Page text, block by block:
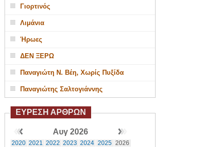
Γιορτινός
Λιμάνια
Ήρωες
ΔΕΝ ΞΕΡΩ
Παναγιώτη Ν. Βέη, Χωρίς Πυξίδα
Παναγιώτης Σαλτογιάννης
ΕΥΡΕΣΗ ΑΡΘΡΩΝ
Αυγ 2026
2020 2021 2022 2023 2024 2025 2026